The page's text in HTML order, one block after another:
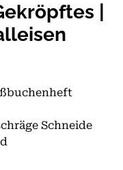
|
Schneide